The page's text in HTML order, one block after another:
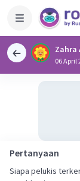
Zahra
06 April
Pertanyaan
Siapa pelukis